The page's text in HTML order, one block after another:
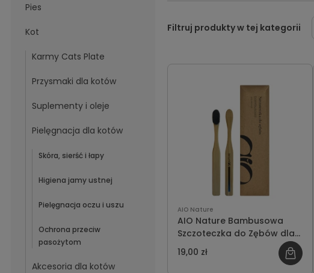
Pies
Kot
Karmy Cats Plate
Przysmaki dla kotów
Suplementy i oleje
Pielęgnacja dla kotów
Skóra, sierść i łapy
Higiena jamy ustnej
Pielęgnacja oczu i uszu
Ochrona przeciw
pasożytom
Akcesoria dla kotów
AIO Nature
AIO Nature Bambusowa
Szczoteczka do Zębów dla
Zwierząt
19,00 zł